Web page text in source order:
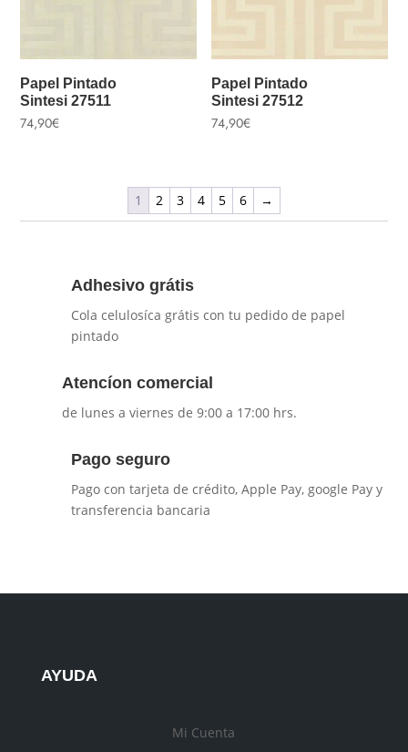
Papel Pintado
Sintesi 27511
74,90€
Papel Pintado
Sintesi 27512
74,90€
1 2 3 4 5 6 →
Adhesivo grátis
Cola celulosíca grátis con tu pedido de papel
pintado
Atencíon comercial
de lunes a viernes de 9:00 a 17:00 hrs.
Pago seguro
Pago con tarjeta de crédito, Apple Pay, google Pay y
transferencia bancaria
AYUDA
Mi Cuenta